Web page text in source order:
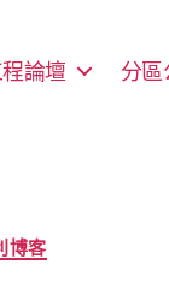
論壇 分區
博客